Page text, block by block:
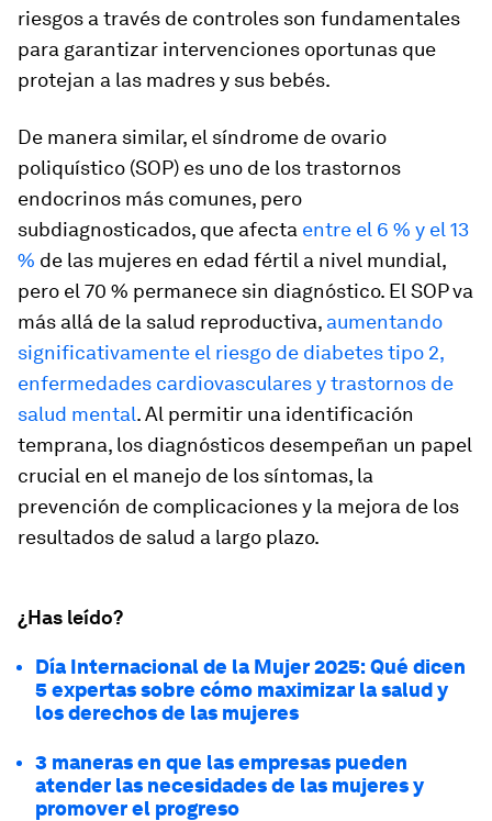
riesgos a través de controles son fundamentales
para garantizar intervenciones oportunas que
protejan a las madres y sus bebés.
De manera similar, el síndrome de ovario
poliquístico (SOP) es uno de los trastornos
endocrinos más comunes, pero
subdiagnosticados, que afecta entre el 6 % y el 13
% de las mujeres en edad fértil a nivel mundial,
pero el 70 % permanece sin diagnóstico. El SOP va
más allá de la salud reproductiva, aumentando
significativamente el riesgo de diabetes tipo 2,
enfermedades cardiovasculares y trastornos de
salud mental. Al permitir una identificación
temprana, los diagnósticos desempeñan un papel
crucial en el manejo de los síntomas, la
prevención de complicaciones y la mejora de los
resultados de salud a largo plazo.
¿Has leído?
Día Internacional de la Mujer 2025: Qué dicen
5 expertas sobre cómo maximizar la salud y
los derechos de las mujeres
3 maneras en que las empresas pueden
atender las necesidades de las mujeres y
promover el progreso